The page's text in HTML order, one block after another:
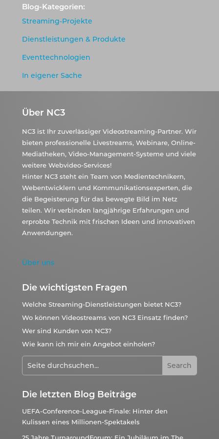
Blog-Kategorien:
Streaming-Projekte
Dienstleistungen & Produkte
Eventtechnologien
In eigener Sache
Über NC3
NC3 ist Ihr zuverlässiger Videostreaming-Partner. Wir
bieten professionelle Livestreams, Webinare, Online-
Mediatheken, Video-Management-Systeme und viele
weitere Webvideo-Services!
Hinter NC3 steht ein Team von Medientechnikern,
Webentwicklern und Kommunikationsexperten, die
die Begeisterung für das bewegte Bild im Netz
teilen. Wir verbinden langjährige Erfahrungen und
erprobte Technik mit frischen Ideen und innovativen
Anwendungen.
Über uns
Die wichtigsten Fragen
Welche Streaming-Dienstleistungen bietet NC3?
Wo können Videostreams von NC3 Einsatz finden?
Wer sind Kunden von NC3?
Wie kann ich mir ein Angebot einholen?
Die letzten Blog Beiträge
UEFA-Conference-League-Finale: Hinter den
Kulissen eines Millionen-Spektakels